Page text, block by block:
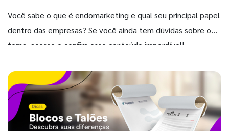
Você sabe o que é endomarketing e qual seu principal papel
dentro das empresas? Se você ainda tem dúvidas sobre o
tema, acesse e confira esse conteúdo imperdível!